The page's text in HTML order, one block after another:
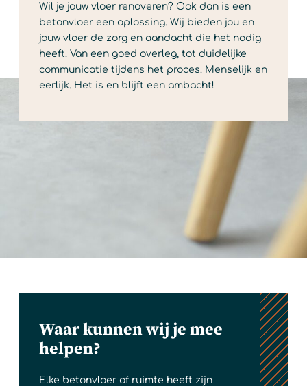
Wil je jouw vloer renoveren? Ook dan is een
betonvloer een oplossing. Wij bieden jou en
jouw vloer de zorg en aandacht die het nodig
heeft. Van een goed overleg, tot duidelijke
communicatie tijdens het proces. Menselijk en
eerlijk. Het is en blijft een ambacht!
Waar kunnen wij je mee
helpen?
Elke betonvloer of ruimte heeft zijn